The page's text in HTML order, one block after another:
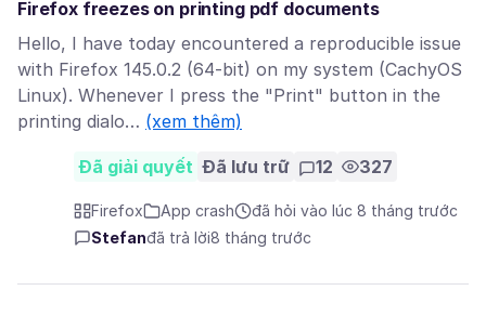
Firefox freezes on printing pdf documents
Hello, I have today encountered a reproducible issue
with Firefox 145.0.2 (64-bit) on my system (CachyOS
Linux). Whenever I press the "Print" button in the
printing dialo… (xem thêm)
Đã giải quyết Đã lưu trữ 12 327
Firefox App crash
đã hỏi vào lúc 8 tháng trước
Stefanđã trả lời8 tháng trước